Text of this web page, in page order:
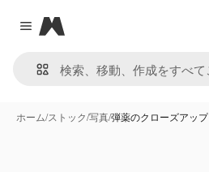
Close menu
Magnific
ホーム/ストック/写真/弾薬のクローズアップ